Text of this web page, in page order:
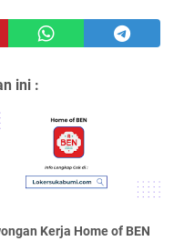
ini :
Kerja Home of BEN